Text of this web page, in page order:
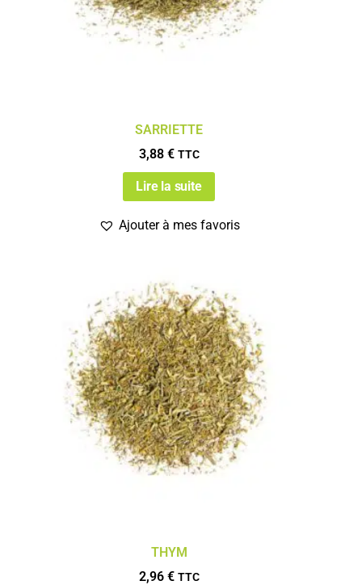
SARRIETTE
3,88 € TTC
Lire la suite
Ajouter à mes favoris
THYM
2,96 € TTC